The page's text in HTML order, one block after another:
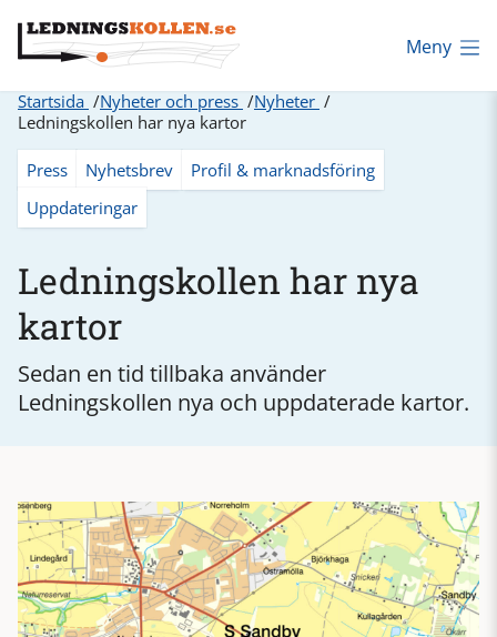
Meny
Startsida Nyheter och press
Nyheter
Ledningskollen har nya kartor
Press Nyhetsbrev
Profil & marknadsföring
Uppdateringar
Ledningskollen har nya
kartor
Sedan en tid tillbaka använder
Ledningskollen nya och uppdaterade kartor.